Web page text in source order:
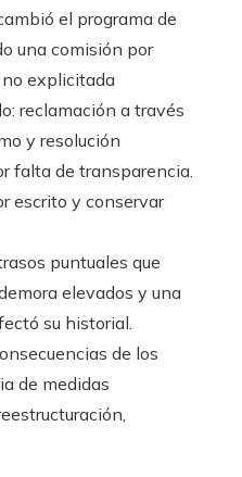
el programa de
una comisión por
explicitada
reclamación a través
y resolución
falta de transparencia.
escrito y conservar
puntuales que
elevados y una
su historial.
de los
de medidas